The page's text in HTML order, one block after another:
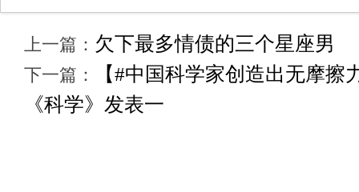
上一篇： 欠下最多情债的三个星座男
下一篇：
【#中国科学家创造出无摩擦
《科学》发表一